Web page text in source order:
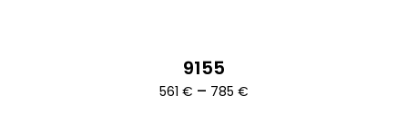
9155
561 € – 785 €Ártartomány: